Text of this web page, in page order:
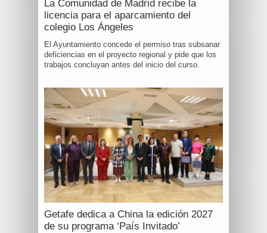
La Comunidad de Madrid recibe la
licencia para el aparcamiento del
colegio Los Ángeles
El Ayuntamiento concede el permiso tras subsanar
deficiencias en el proyecto regional y pide que los
trabajos concluyan antes del inicio del curso.
Getafe dedica a China la edición 2027
de su programa ‘País Invitado’